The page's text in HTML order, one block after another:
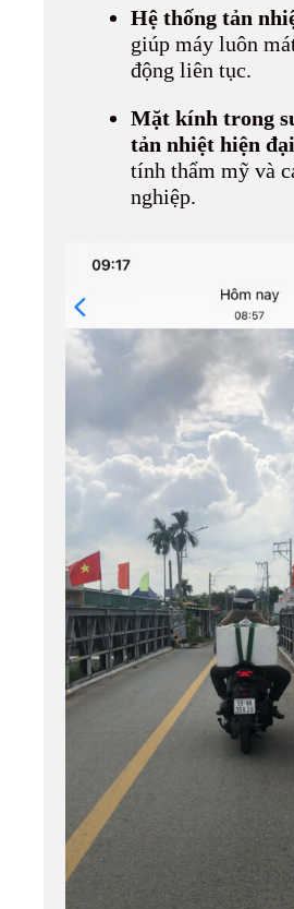
Hệ thống tản
giúp máy luôn
động liên tục.
Mặt kính trong
tản nhiệt hiện đại
tính thẩm mỹ và
nghiệp.